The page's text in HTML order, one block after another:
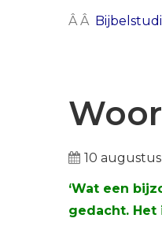
Â Â
10
‘Wat een
gedacht. Het